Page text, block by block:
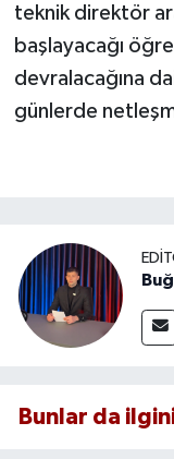
teknik direktör
başlayacağı
devralacağına
günlerde
Bunlar da